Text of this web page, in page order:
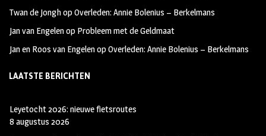
Twan de JonghopOverleden: Annie Bolenius – Berkelmans
Jan van Engelenop Probleem met de Geldmaat
Jan en Roos van EngelenopOverleden: Annie Bolenius – Berkelmans
LAATSTE BERICHTEN
Leyetocht 2026: nieuwe fietsroutes
8 augustus 2026